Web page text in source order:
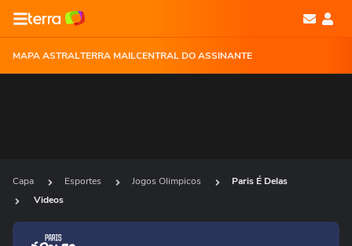
MAPA ASTRALTERRA MAILCENTRAL DO ASSINANTE
Capa Esportes Jogos Olimpicos
Paris É Delas
Videos